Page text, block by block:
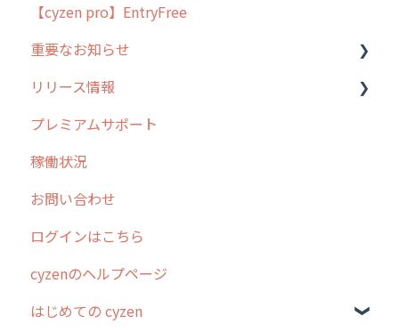
よくある質問
ラウンダー
メンテナンス
外廻り営業
清掃
不動産
【cyzen pro】EntryFree
重要なお知らせ
過去の重要なお知らせ
障害情報
リリース情報
リリース
2026年のリリース情報
2025年のリリース情報
2024年のリリース情報
2023年のリリース情報
過去のリリース
プレミアムサポート
稼働状況
お問い合わせ
ログインはこちら
cyzenのヘルプページ
はじめての cyzen